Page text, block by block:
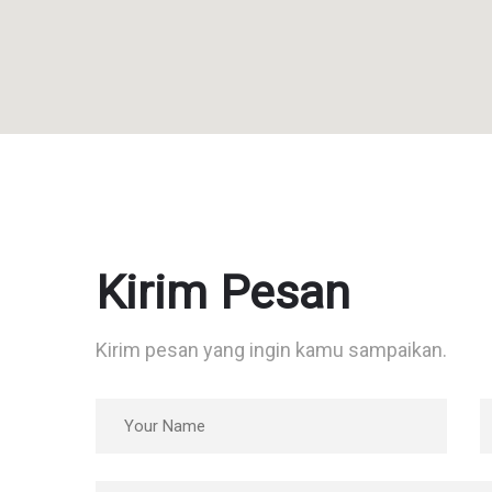
Kirim Pesan
Kirim pesan yang ingin kamu sampaikan.